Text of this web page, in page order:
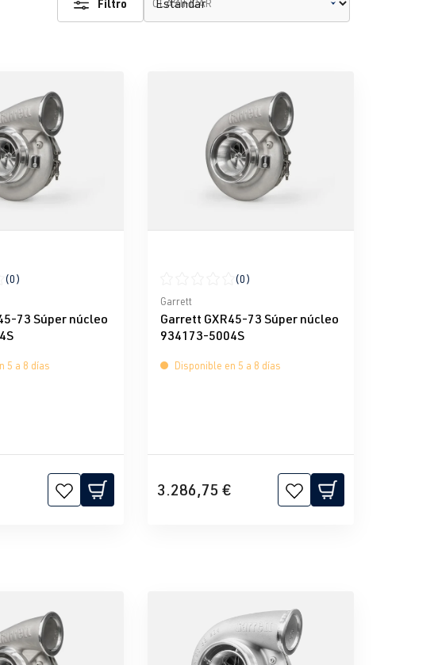
Filtro CLASIFICAR
de 0 de 5 estrellas
(0)
73 Súper núcleo
5 a 8 días
Calificación promedio de 0 de 5 estrellas
(0)
Garrett
Garrett GXR45-73 Súper núcleo
934173-5004S
Disponible en 5 a 8 días
3.286,75 €